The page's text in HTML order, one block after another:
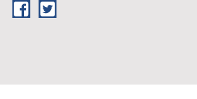
Skip to main content